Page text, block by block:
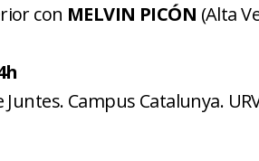
con MELVIN PICÓN (Alta
Juntes. Campus Catalunya.